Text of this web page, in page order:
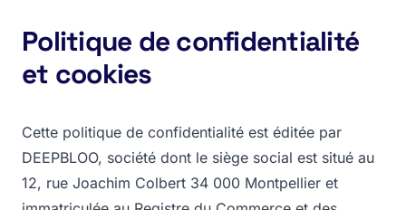
Politique de confidentialité
et cookies
Cette politique de confidentialité est éditée par
DEEPBLOO, société dont le siège social est situé au
12, rue Joachim Colbert 34 000 Montpellier et